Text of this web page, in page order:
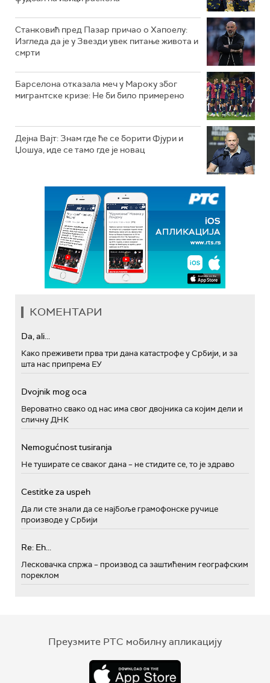
Станковић пред Пазар причао о Хапоелу:
Изгледа да је у Звезди увек питање живота и
смрти
Барселона отказала меч у Мароку због
мигрантске кризе: Не би било примерено
Дејна Вајт: Знам где ће се борити Фјури и
Џошуа, иде се тамо где је новац
КОМЕНТАРИ
Da, ali...
Како преживети прва три дана катастрофе у Србији, и за
шта нас припрема ЕУ
Dvojnik mog oca
Вероватно свако од нас има свог двојника са којим дели и
сличну ДНК
Nemogućnost tusiranja
Не туширате се сваког дана – не стидите се, то је здраво
Cestitke za uspeh
Да ли сте знали да се најбоље грамофонске ручице
производе у Србији
Re: Eh...
Лесковачка спржа – производ са заштићеним географским
пореклом
Преузмите РТС мобилну апликацију